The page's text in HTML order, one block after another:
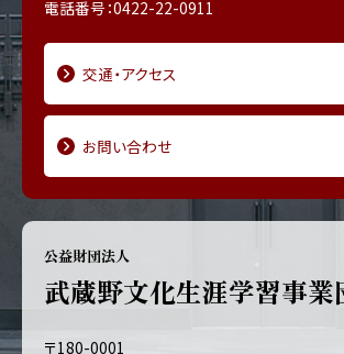
電話番号：0422-22-0911
交通・アクセス
お問い合わせ
公益財団法人
武蔵野文化生涯学習事業
〒180-0001